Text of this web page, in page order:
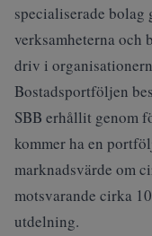
specialiserade bolag
verksamheterna och
driv i
Bostadsportföljen
SBB erhållit genom
kommer ha en
marknadsvärde om
motsvarande cirka
utdelning.